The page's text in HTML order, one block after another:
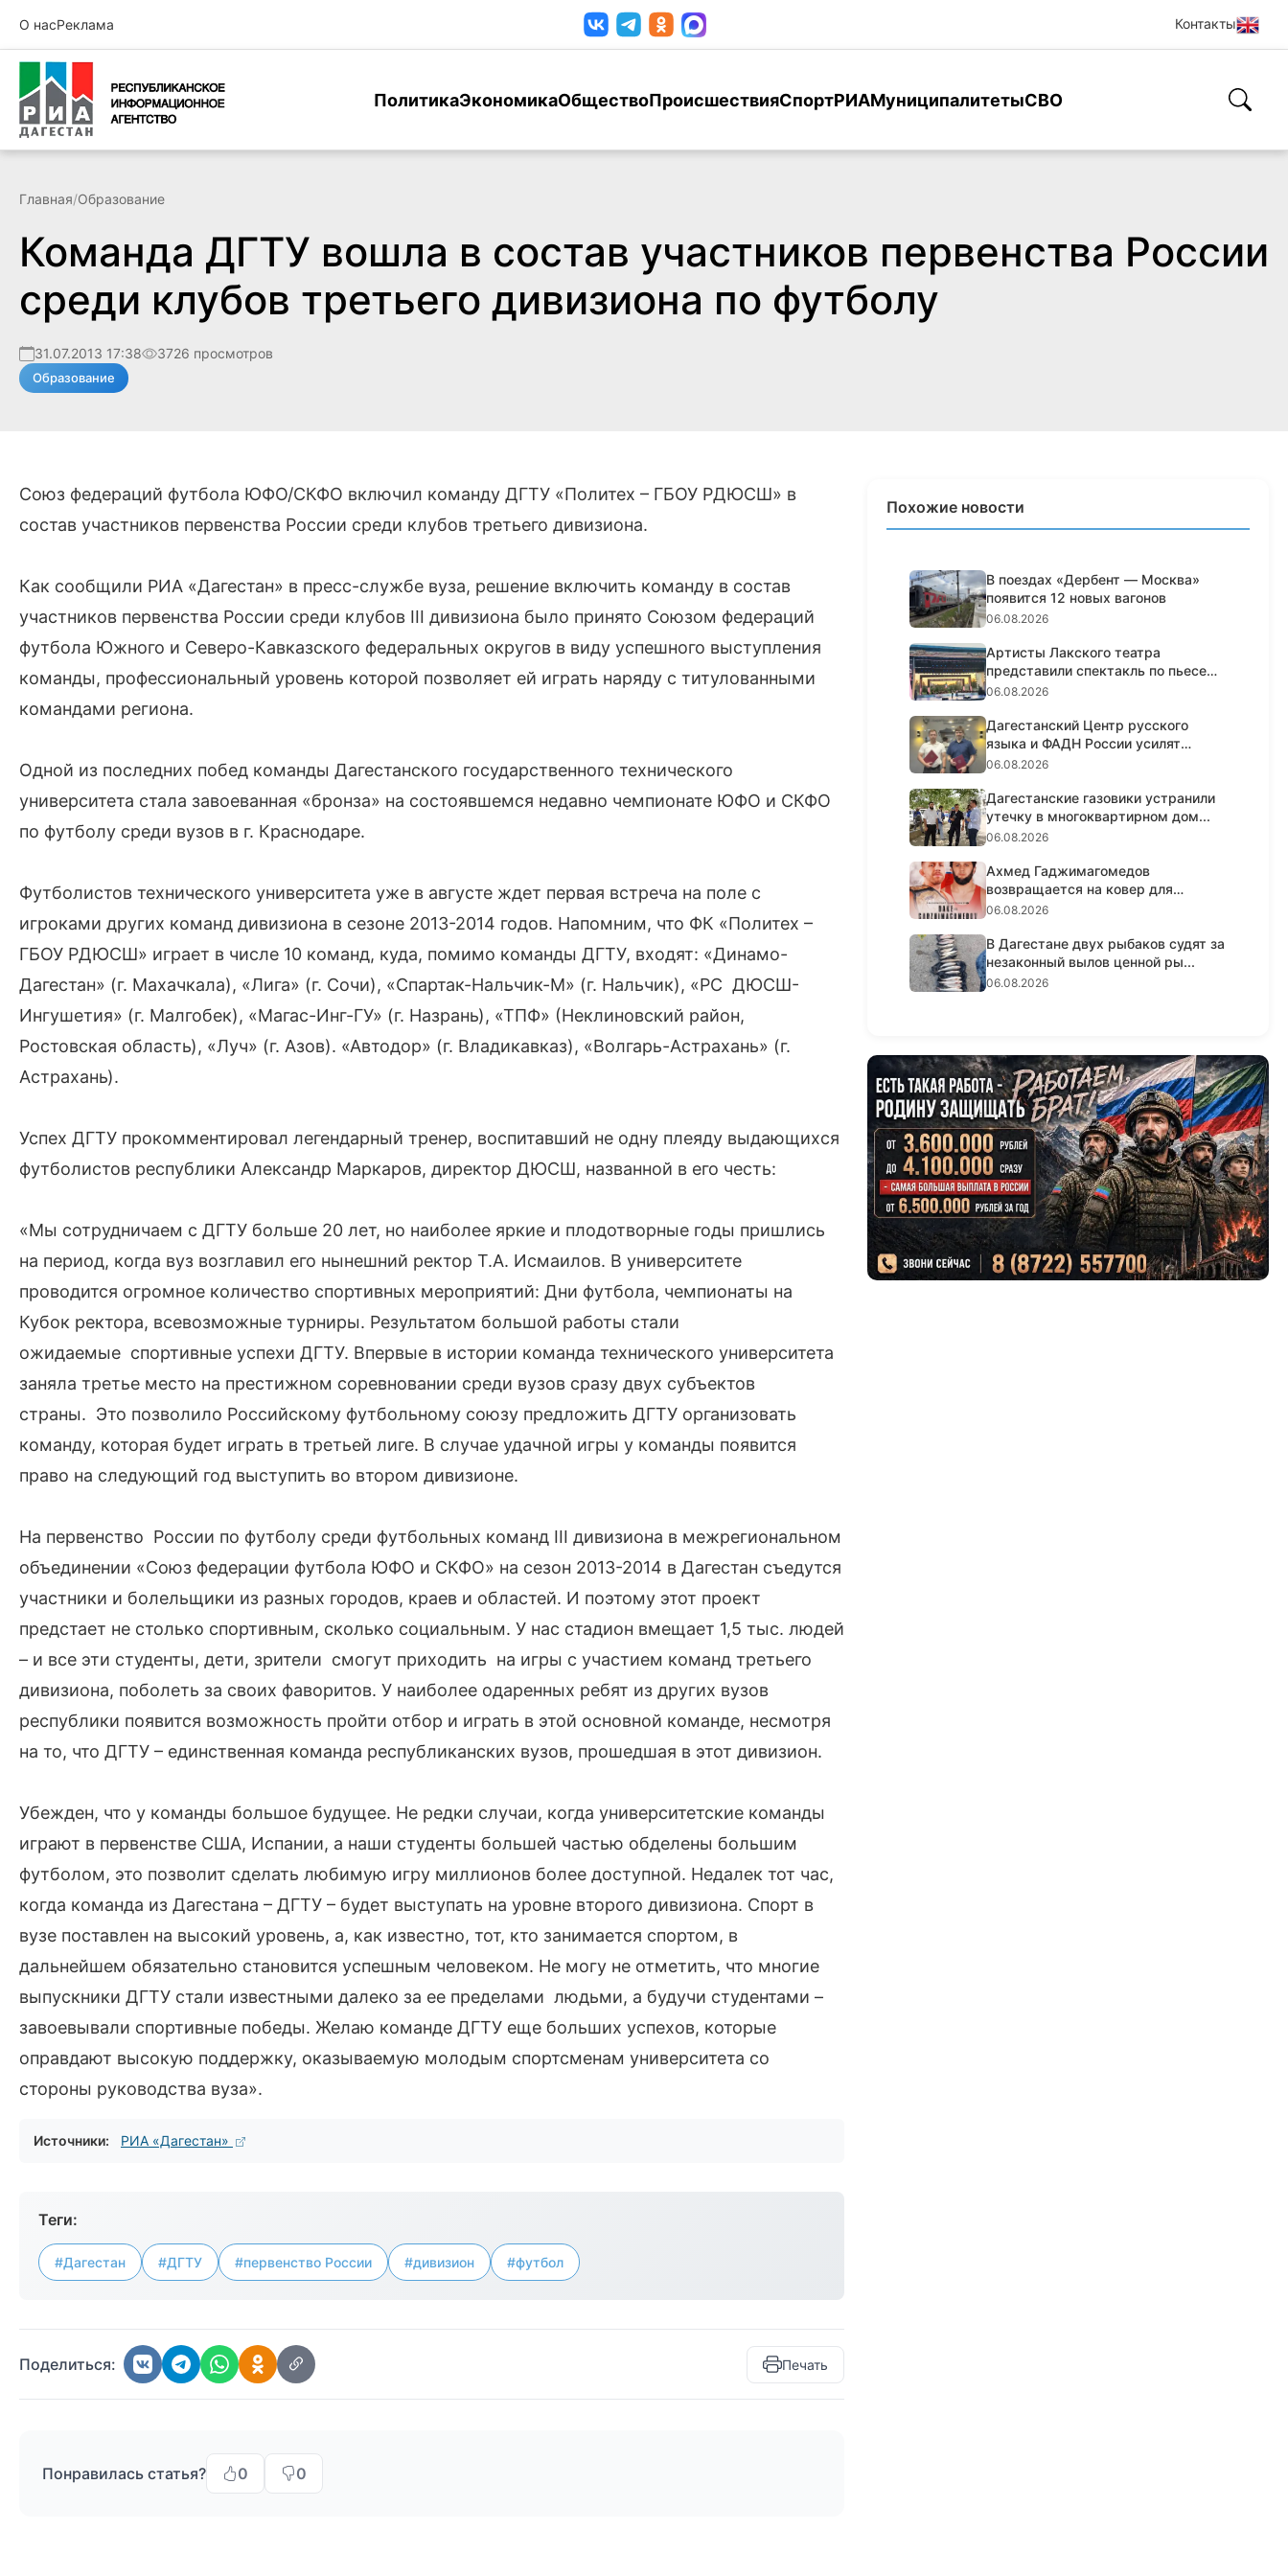
О насРеклама Контакты
ПолитикаЭкономикаОбществоПроисшествияСпортРИАМуниципалитетыСВО
Главная/Образование
Команда ДГТУ вошла в состав участников первенства России
среди клубов третьего дивизиона по футболу
31.07.2013 17:38 3726 просмотров
Образование
Союз федераций футбола ЮФО/СКФО включил команду ДГТУ «Политех – ГБОУ РДЮСШ» в
состав участников первенства России среди клубов третьего дивизиона.
Как сообщили РИА «Дагестан» в пресс-службе вуза, решение включить команду в состав
участников первенства России среди клубов III дивизиона было принято Союзом федераций
футбола Южного и Северо-Кавказского федеральных округов в виду успешного выступления
команды, профессиональный уровень которой позволяет ей играть наряду с титулованными
командами региона.
Одной из последних побед команды Дагестанского государственного технического
университета стала завоеванная «бронза» на состоявшемся недавно чемпионате ЮФО и СКФО
по футболу среди вузов в г. Краснодаре.
Футболистов технического университета уже в августе ждет первая встреча на поле с
игроками других команд дивизиона в сезоне 2013-2014 годов. Напомним, что ФК «Политех –
ГБОУ РДЮСШ» играет в числе 10 команд, куда, помимо команды ДГТУ, входят: «Динамо-
Дагестан» (г. Махачкала), «Лига» (г. Сочи), «Спартак-Нальчик-М» (г. Нальчик), «РС ДЮСШ-
Ингушетия» (г. Малгобек), «Магас-Инг-ГУ» (г. Назрань), «ТПФ» (Неклиновский район,
Ростовская область), «Луч» (г. Азов). «Автодор» (г. Владикавказ), «Волгарь-Астрахань» (г.
Астрахань).
Успех ДГТУ прокомментировал легендарный тренер, воспитавший не одну плеяду выдающихся
футболистов республики Александр Маркаров, директор ДЮСШ, названной в его честь:
«Мы сотрудничаем с ДГТУ больше 20 лет, но наиболее яркие и плодотворные годы пришлись
на период, когда вуз возглавил его нынешний ректор Т.А. Исмаилов. В университете
проводится огромное количество спортивных мероприятий: Дни футбола, чемпионаты на
Кубок ректора, всевозможные турниры. Результатом большой работы стали
ожидаемые спортивные успехи ДГТУ. Впервые в истории команда технического университета
заняла третье место на престижном соревновании среди вузов сразу двух субъектов
страны. Это позволило Российскому футбольному союзу предложить ДГТУ организовать
команду, которая будет играть в третьей лиге. В случае удачной игры у команды появится
право на следующий год выступить во втором дивизионе.
На первенство России по футболу среди футбольных команд III дивизиона в межрегиональном
объединении «Союз федерации футбола ЮФО и СКФО» на сезон 2013-2014 в Дагестан съедутся
участники и болельщики из разных городов, краев и областей. И поэтому этот проект
предстает не столько спортивным, сколько социальным. У нас стадион вмещает 1,5 тыс. людей
– и все эти студенты, дети, зрители смогут приходить на игры с участием команд третьего
дивизиона, поболеть за своих фаворитов. У наиболее одаренных ребят из других вузов
республики появится возможность пройти отбор и играть в этой основной команде, несмотря
на то, что ДГТУ – единственная команда республиканских вузов, прошедшая в этот дивизион.
Убежден, что у команды большое будущее. Не редки случаи, когда университетские команды
играют в первенстве США, Испании, а наши студенты большей частью обделены большим
футболом, это позволит сделать любимую игру миллионов более доступной. Недалек тот час,
когда команда из Дагестана – ДГТУ – будет выступать на уровне второго дивизиона. Спорт в
вузе поставлен на высокий уровень, а, как известно, тот, кто занимается спортом, в
дальнейшем обязательно становится успешным человеком. Не могу не отметить, что многие
выпускники ДГТУ стали известными далеко за ее пределами людьми, а будучи студентами –
завоевывали спортивные победы. Желаю команде ДГТУ еще больших успехов, которые
оправдают высокую поддержку, оказываемую молодым спортсменам университета со
стороны руководства вуза».
Источники: РИА «Дагестан»
Теги:
#Дагестан #ДГТУ #первенство России #дивизион #футбол
Поделиться: Печать
Понравилась статья? 0 0
Похожие новости
В поездах «Дербент — Москва»
появится 12 новых вагонов
06.08.2026
Артисты Лакского театра
представили спектакль по пьесе
Шексп...
06.08.2026
Дагестанский Центр русского
языка и ФАДН России усилят
работ...
06.08.2026
Дагестанские газовики устранили
утечку в многоквартирном дом...
06.08.2026
Ахмед Гаджимагомедов
возвращается на ковер для
титульного ре...
06.08.2026
В Дагестане двух рыбаков судят за
незаконный вылов ценной ры...
06.08.2026